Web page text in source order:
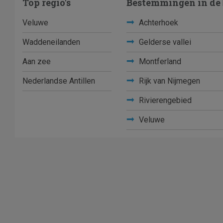
Top regio's
Veluwe
Waddeneilanden
Aan zee
Nederlandse Antillen
Bestemmingen in
Achterhoek
Gelderse vallei
Montferland
Rijk van Nijmegen
Rivierengebied
Veluwe